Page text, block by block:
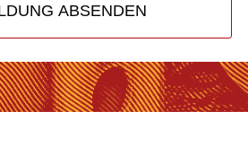
ABSENDEN